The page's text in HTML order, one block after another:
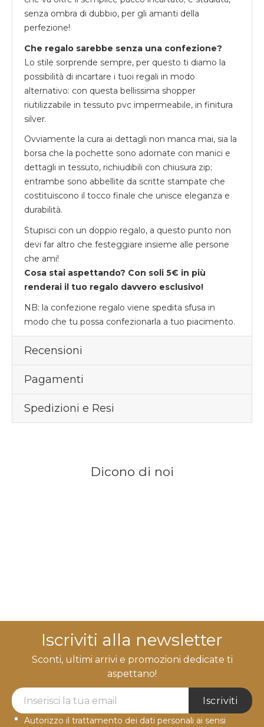
senza ombra di dubbio, per gli amanti della
perfezione!
Che regalo sarebbe senza una confezione?
Lo stile sorprende sempre, per questo ti diamo la
possibilità di incartare i tuoi regali in modo
alternativo: con questa bellissima shopper
riutilizzabile in tessuto pvc impermeabile, in finitura
silver.
Ovviamente la cura ai dettagli non manca mai, sia la
borsa che la pochette sono adornate con manici e
dettagli in tessuto, richiudibili con chiusura zip;
entrambe sono abbellite da scritte stampate che
costituiscono il tocco finale che unisce eleganza e
durabilità.
Stupisci con un doppio regalo, a questo punto non
devi far altro che festeggiare insieme alle persone
che ami!
Cosa stai aspettando? Con soli 5€ in più
renderai il tuo regalo davvero esclusivo!
NB: la confezione regalo viene spedita sfusa in
modo che tu possa confezionarla a tuo piacimento.
Recensioni
Pagamenti
Spedizioni e Resi
Dicono di noi
Iscriviti alla newsletter
Sconti, ultimi arrivi e promozioni dedicate ti
aspettano!
Newsletter Label
Iscriviti
Autorizzo il trattamento dei dati personali ai sensi